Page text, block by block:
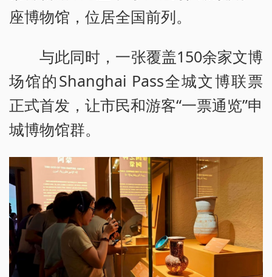
座博物馆，位居全国前列。
与此同时，一张覆盖150余家文博
场馆的Shanghai Pass全城文博联票
正式首发，让市民和游客“一票通览”申
城博物馆群。